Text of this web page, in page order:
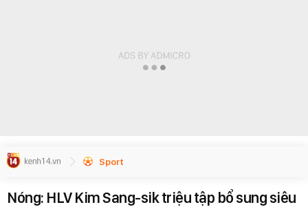
Sport
Nóng: HLV Kim Sang-sik triệu tập bổ sung siêu